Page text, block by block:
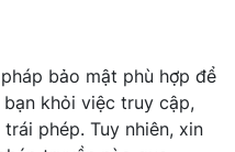
bảo mật phù hợp để
khỏi việc truy cập,
phép. Tuy nhiên, xin